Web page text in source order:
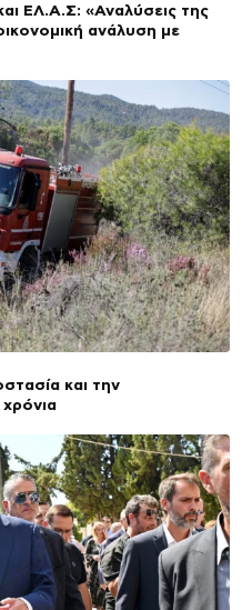
ΕΛ.Α.Σ: «Αναλύσεις της
ανάλυση με
και την